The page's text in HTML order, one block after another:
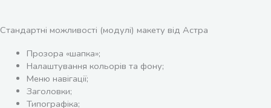
Стандартні можливості (модулі) макету від Астра
Прозора «шапка»;
Налаштування кольорів та фону;
Меню навігації;
Заголовки;
Типографіка;